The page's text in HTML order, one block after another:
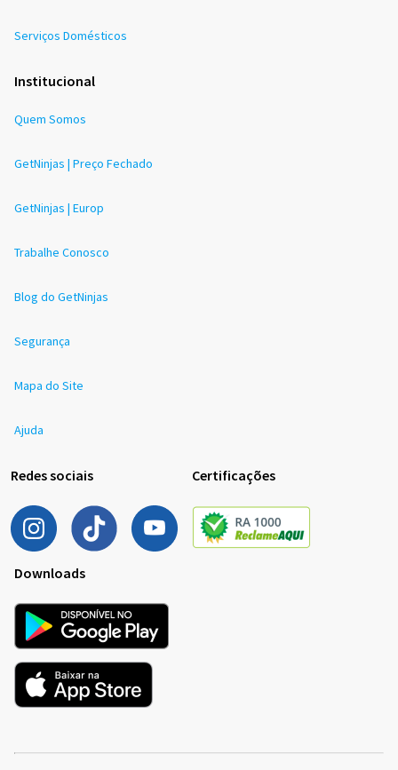
Serviços Domésticos
Institucional
Quem Somos
GetNinjas | Preço Fechado
GetNinjas | Europ
Trabalhe Conosco
Blog do GetNinjas
Segurança
Mapa do Site
Ajuda
Redes sociais Certificações
Downloads